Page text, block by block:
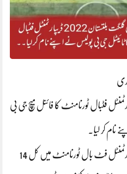
فٹبال ٹورنامنٹ کا فائنل میچ جی بی
کر لیا۔
جشن آزادی گلگت بلتستان ڈپارٹمنٹل فٹ بال ٹورنامنٹ میں کل 14